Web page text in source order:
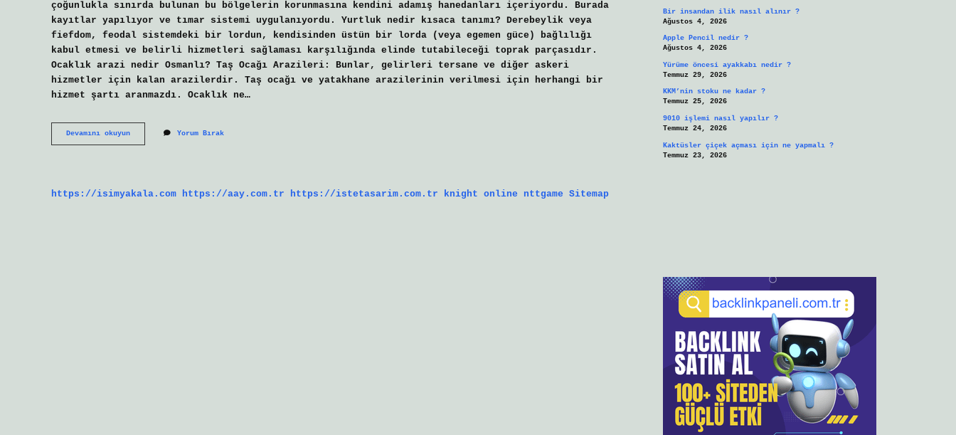
çoğunlukla sınırda bulunan bu bölgelerin korunmasına kendini adamış hanedanları içeriyordu. Burada
kayıtlar yapılıyor ve tımar sistemi uygulanıyordu. Yurtluk nedir kısaca tanımı? Derebeylik veya
fiefdom, feodal sistemdeki bir lordun, kendisinden üstün bir lorda (veya egemen güce) bağlılığı
kabul etmesi ve belirli hizmetleri sağlaması karşılığında elinde tutabileceği toprak parçasıdır.
Ocaklık arazi nedir Osmanlı? Taş Ocağı Arazileri: Bunlar, gelirleri tersane ve diğer askeri
hizmetler için kalan arazilerdir. Taş ocağı ve yatakhane arazilerinin verilmesi için herhangi bir
hizmet şartı aranmazdı. Ocaklık ne…
Devamını okuyunOsmanlıda
Yurtluk
Yorum Bırak
https://isimyakala.com https://aay.com.tr https://istetasarim.com.tr knight online nttgame Sitemap
Bir insandan ilik nasıl alınır ?
Ağustos 4, 2026
Apple Pencil nedir ?
Ağustos 4, 2026
Yürüme öncesi ayakkabı nedir ?
Temmuz 29, 2026
KKM’nin stoku ne kadar ?
Temmuz 25, 2026
9010 işlemi nasıl yapılır ?
Temmuz 24, 2026
Kaktüsler çiçek açması için ne yapmalı ?
Temmuz 23, 2026